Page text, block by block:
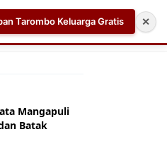
dan Pembuat Skrip Video
Mangapuli
Batak
Tarombo Keluarga Gratis ✕